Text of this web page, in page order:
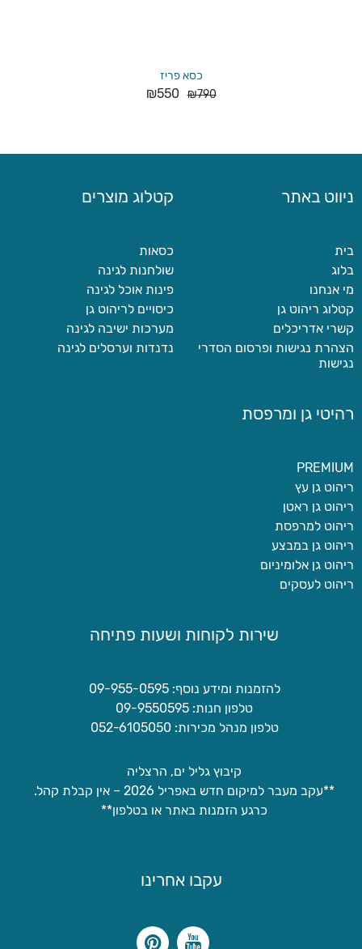
כסא פריז
₪790
₪550
ניווט באתר
בית
בלוג
מי אנחנו
קטלוג ריהוט גן
קשרי אדריכלים
הצהרת נגישות ופרסום הסדרי
נגישות
קטלוג מוצרים
כסאות
שולחנות לגינה
פינות אוכל לגינה
כיסויים לריהוט גן
מערכות ישיבה לגינה
נדנדות וערסלים לגינה
רהיטי גן ומרפסת
PREMIUM
ריהוט גן עץ
ריהוט גן ראטן
ריהוט למרפסת
ריהוט גן במבצע
ריהוט גן אלומיניום
ריהוט לעסקים
שירות לקוחות ושעות פתיחה
להזמנות ומידע נוסף: 09-955-0595
טלפון חנות: 09-9550595
טלפון מנהל מכירות: 052-6105050
קיבוץ גליל ים, הרצליה
**עקב מעבר למיקום חדש באפריל 2026 – אין קבלת קהל.
כרגע הזמנות באתר או בטלפון**
עקבו אחרינו